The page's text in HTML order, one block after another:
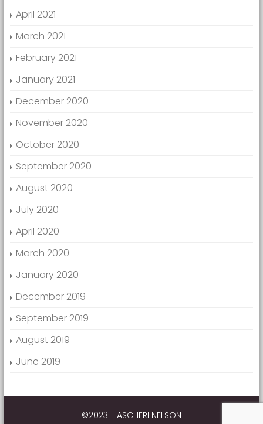
April 2021
March 2021
February 2021
January 2021
December 2020
November 2020
October 2020
September 2020
August 2020
July 2020
April 2020
March 2020
January 2020
December 2019
September 2019
August 2019
June 2019
©2023 - ASCHERI NELSON